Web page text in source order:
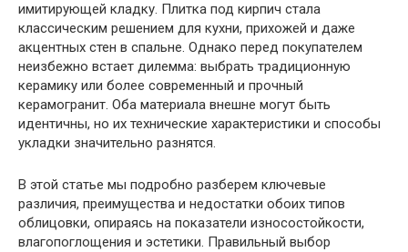
имитирующей кладку. Плитка под кирпич стала
классическим решением для кухни, прихожей и даже
акцентных стен в спальне. Однако перед покупателем
неизбежно встает дилемма: выбрать традиционную
керамику или более современный и прочный
керамогранит. Оба материала внешне могут быть
идентичны, но их технические характеристики и способы
укладки значительно разнятся.
В этой статье мы подробно разберем ключевые
различия, преимущества и недостатки обоих типов
облицовки, опираясь на показатели износостойкости,
влагопоглощения и эстетики. Правильный выбор